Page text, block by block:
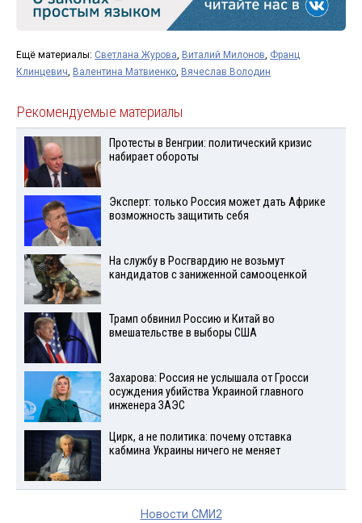
Ещё материалы: Светлана Журова, Виталий Милонов, Франц
Клинцевич, Валентина Матвиенко, Вячеслав Володин
Рекомендуемые материалы
Протесты в Венгрии: политический кризис
набирает обороты
Эксперт: только Россия может дать Африке
возможность защитить себя
На службу в Росгвардию не возьмут
кандидатов с заниженной самооценкой
Трамп обвинил Россию и Китай во
вмешательстве в выборы США
Захарова: Россия не услышала от Гросси
осуждения убийства Украиной главного
инженера ЗАЭС
Цирк, а не политика: почему отставка
кабмина Украины ничего не меняет
Новости СМИ2